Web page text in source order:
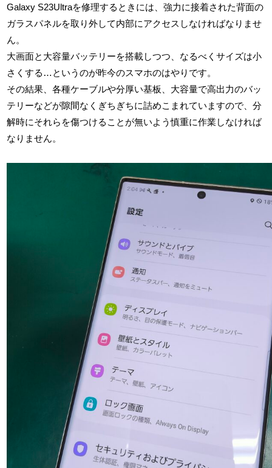
Galaxy S23Ultraを修理するときには、強力に接着された背面の
ガラスパネルを取り外して内部にアクセスしなければなりませ
ん。
大画面と大容量バッテリーを搭載しつつ、なるべくサイズは小
さくする…というのが昨今のスマホのはやりです。
その結果、各種ケーブルや分厚い基板、大容量で高出力のバッ
テリーなどが隙間なくぎちぎちに詰めこまれていますので、分
解時にそれらを傷つけることが無いよう慎重に作業しなければ
なりません。